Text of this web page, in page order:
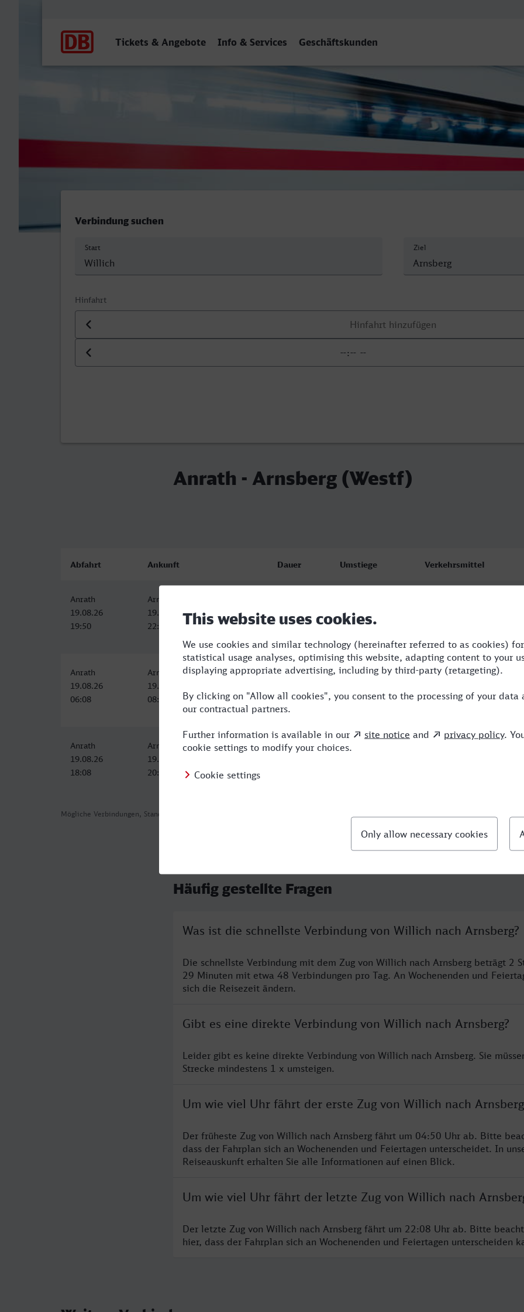
Tickets & Angebote Info & Services Geschäftskunden
Verbindung suchen
Start Ziel
Hinfahrt
Datum der Hinfahrt
Uhrzeit der Hinfahrt
Anrath - Arnsberg (Westf)
Mögliche Verbindungen, Stand: 2026-08-05 09:27
Abfahrt Ankunft Dauer Umstiege Verkehrsmittel
Anrath
19.08.26
19:50
Arnsberg (Westf)
19.08.26
22:19
Anrath
19.08.26
06:08
Arnsberg (Westf)
19.08.26
08:58
2:50 2 RB,RE,ERB
Anrath
19.08.26
18:08
Arnsberg (Westf)
19.08.26
20:58
2:50 2
Häufig gestellte Fragen
Was ist die schnellste Verbindung von Willich nach Arnsberg?
Die schnellste Verbindung mit dem Zug von Willich nach Arnsberg beträgt 2
29 Minuten mit etwa 48 Verbindungen pro Tag. An Wochenenden und
sich die Reisezeit ändern.
Gibt es eine direkte Verbindung von Willich nach Arnsberg?
Leider gibt es keine direkte Verbindung von Willich nach Arnsberg. Sie
Strecke mindestens 1 x umsteigen.
Um wie viel Uhr fährt der erste Zug von Willich nach
Der früheste Zug von Willich nach Arnsberg fährt um 04:50 Uhr ab. Bitte
dass der Fahrplan sich an Wochenenden und Feiertagen unterscheidet. In
Reiseauskunft erhalten Sie alle Informationen auf einen Blick.
Um wie viel Uhr fährt der letzte Zug von Willich nach
Der letzte Zug von Willich nach Arnsberg fährt um 22:08 Uhr ab. Bitte
hier, dass der Fahrplan sich an Wochenenden und Feiertagen unterscheiden